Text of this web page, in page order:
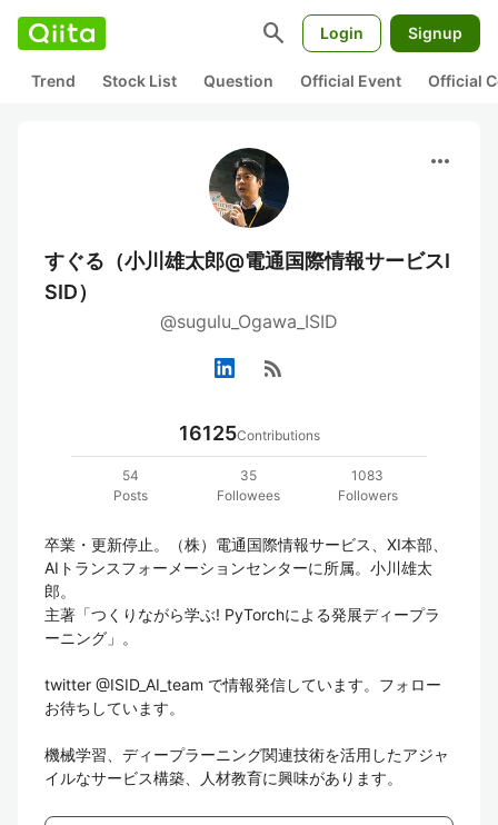
search Login Signup
Trend Stock List Question Official Event Official
more_horiz
すぐる（小川雄太郎@電通国際情報サービスI
SID）
@sugulu_Ogawa_ISID
rss_feed
16125Contributions
54
Posts
35
Followees
1083
Followers
卒業・更新停止。（株）電通国際情報サービス、XI本部、
AIトランスフォーメーションセンターに所属。小川雄太
郎。
主著「つくりながら学ぶ! PyTorchによる発展ディープラ
ーニング」。
twitter @ISID_AI_team で情報発信しています。フォロー
お待ちしています。
機械学習、ディープラーニング関連技術を活用したアジャ